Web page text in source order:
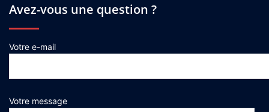
Avez-vous une question ?
Votre e-mail
Votre message